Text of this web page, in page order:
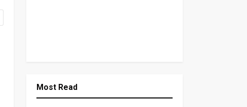
Most Read